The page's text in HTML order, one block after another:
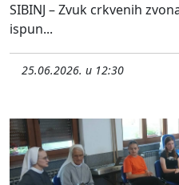
SIBINJ – Zvuk crkvenih
ispun...
25.06.2026. u 12:30